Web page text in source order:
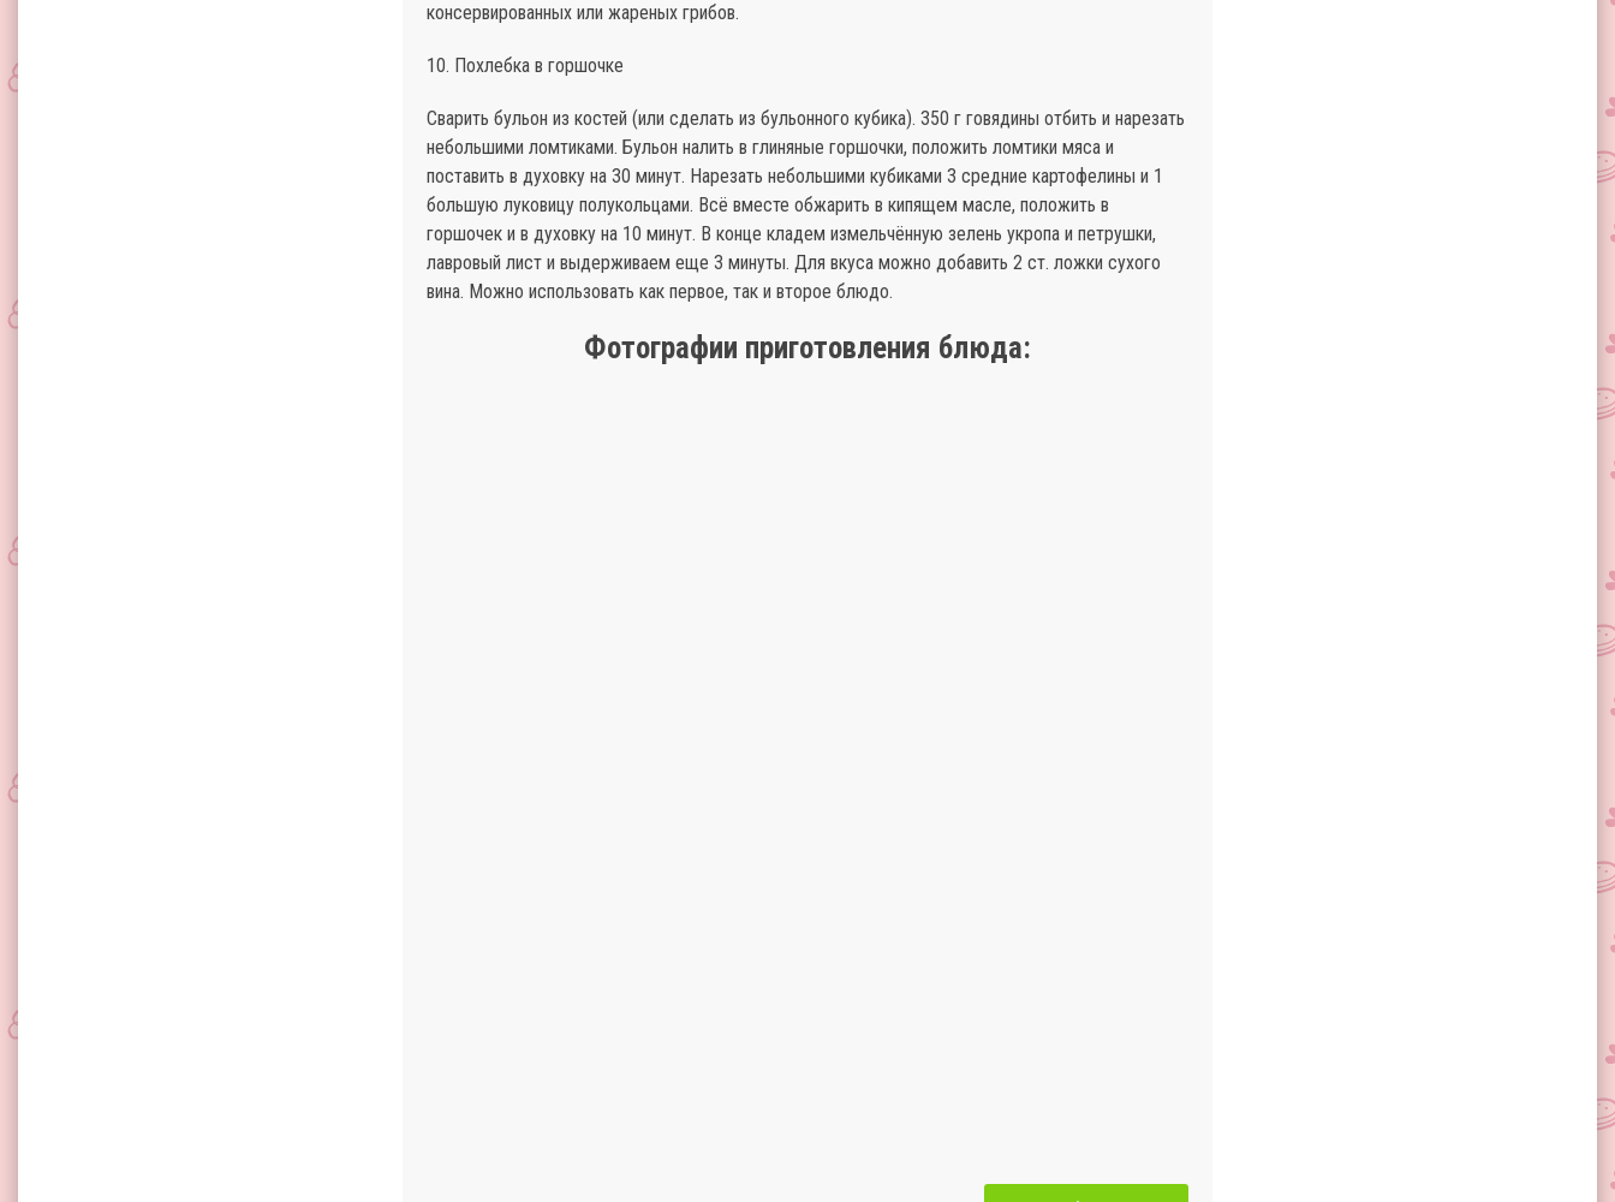
консервированных или жареных грибов.
10. Похлебка в горшочке
Сварить бульон из костей (или сделать из бульонного кубика). 350 г говядины от­бить и нарезать
небольшими ломтиками. Бульон налить в глиняные горшочки, по­ложить ломтики мяса и
поставить в духовку на 30 минут. Нарезать небольшими кубиками 3 средние картофелины и 1
боль­шую луковицу полукольцами. Всё вмес­те обжарить в кипящем масле, положить в
горшочек и в духовку на 10 минут. В конце кладем измельчённую зелень укро­па и петрушки,
лавровый лист и выдерживаем еще 3 минуты. Для вкуса можно добавить 2 ст. ложки сухого
вина. Можно использовать как первое, так и вто­рое блюдо.
Фотографии приготовления блюда: